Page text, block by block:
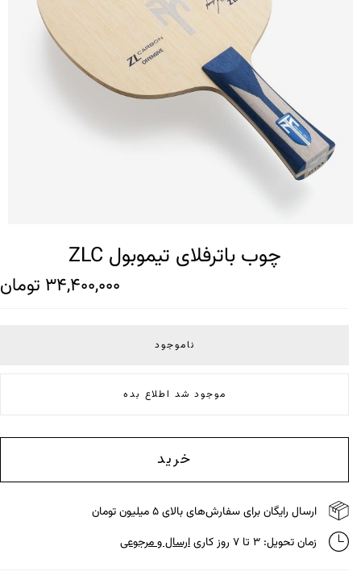
چوب باترفلای تیموبول ZLC
34,400,000 تومان
ناموجود
موجود شد اطلاع بده
خرید
ارسال رایگان برای سفارش‌های بالای ۵ میلیون تومان
زمان تحویل: ۳ تا ۷ روز کاری
ارسال و مرجوعی